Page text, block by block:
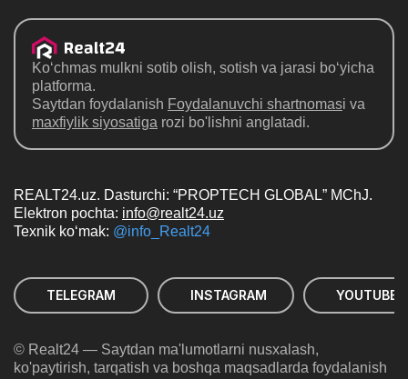
Ko‘chmas mulkni sotib olish, sotish va jarasi bo‘yicha
platforma.
Saytdan foydalanish Foydalanuvchi shartnomasi va
maxfiylik siyosatiga rozi bo'lishni anglatadi.
REALT24.uz. Dasturchi: “PROPTECH GLOBAL” MChJ.
Elektron pochta: info@realt24.uz
Texnik ko‘mak: @info_Realt24
TELEGRAM INSTAGRAM YOUTUBE
© Realt24 — Saytdan ma'lumotlarni nusxalash,
ko'paytirish, tarqatish va boshqa maqsadlarda foydalanish